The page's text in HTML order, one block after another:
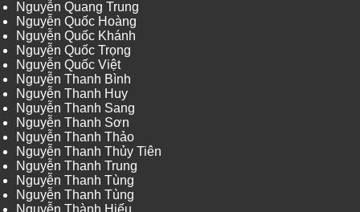
Nguyễn Quang Trung
Nguyễn Quốc Hoàng
Nguyễn Quốc Khánh
Nguyễn Quốc Trọng
Nguyễn Quốc Việt
Nguyễn Thanh Bình
Nguyễn Thanh Huy
Nguyễn Thanh Sang
Nguyễn Thanh Sơn
Nguyễn Thanh Thảo
Nguyễn Thanh Thủy Tiên
Nguyễn Thanh Trung
Nguyễn Thanh Tùng
Nguyễn Thanh Tùng
Nguyễn Thành Hiếu